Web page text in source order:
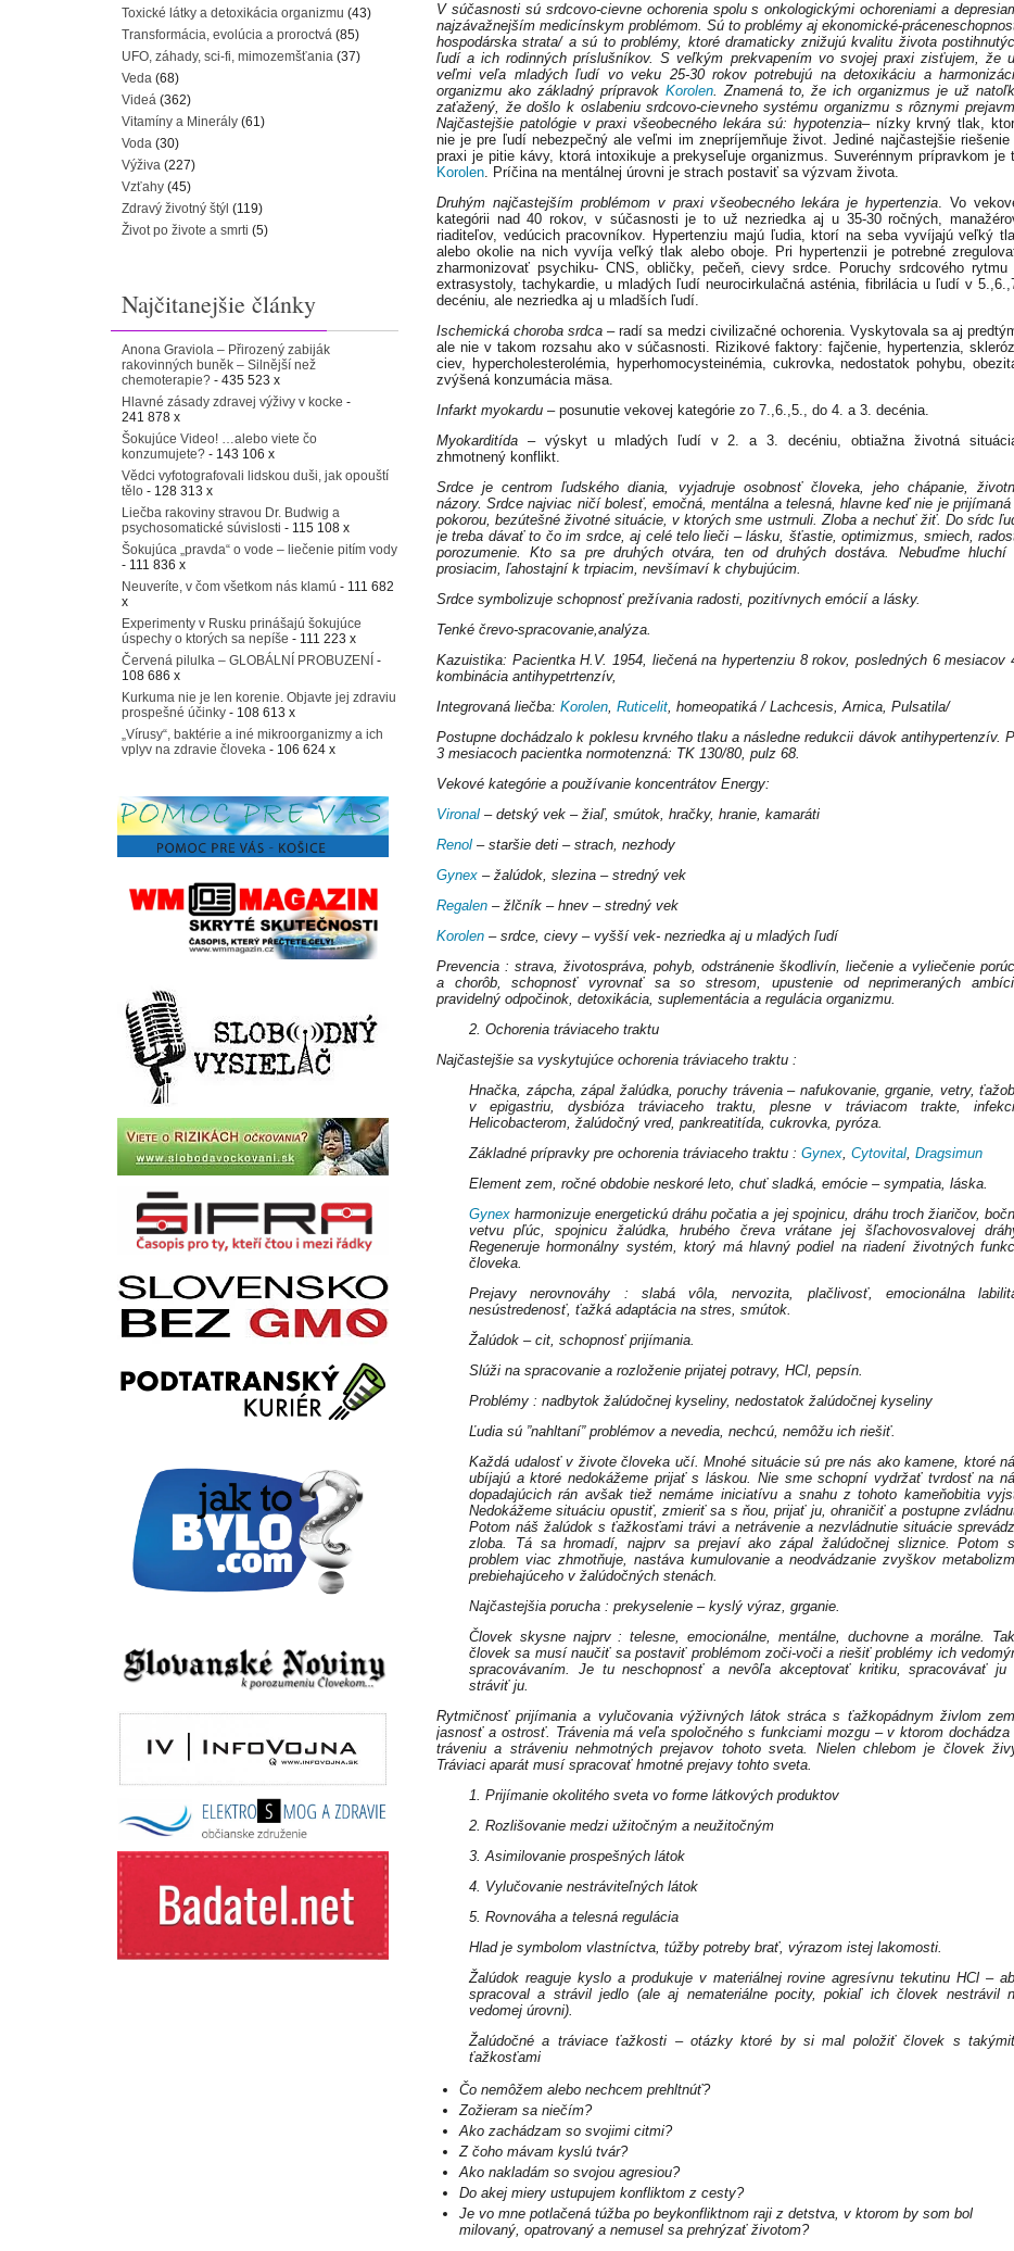
V súčasnosti sú srdcovo-cievne ochorenia spolu s onkologickými ochoreniami a
najzávažnejším medicínskym problémom. Sú to problémy aj ekonomické-
hospodárska strata/ a sú to problémy, ktoré dramaticky znižujú kvalitu života
ľudí a ich rodinných príslušníkov. S veľkým prekvapením vo svojej praxi zisťujem, že
veľmi veľa mladých ľudí vo veku 25-30 rokov potrebujú na detoxikáciu a
organizmu ako základný prípravok Korolen. Znamená to, že ich organizmus je už
zaťažený, že došlo k oslabeniu srdcovo-cievneho systému organizmu s rôznymi
Najčastejšie patológie v praxi všeobecného lekára sú: hypotenzia– nízky krvný tlak,
nie je pre ľudí nebezpečný ale veľmi im znepríjemňuje život. Jediné najčastejšie riešenie
praxi je pitie kávy, ktorá intoxikuje a prekyseľuje organizmus. Suverénnym prípravkom je
Korolen. Príčina na mentálnej úrovni je strach postaviť sa výzvam života.
Druhým najčastejším problémom v praxi všeobecného lekára jehypertenzia. Vo
kategórii nad 40 rokov, v súčasnosti je to už nezriedka aj u 35-30 ročných,
riaditeľov, vedúcich pracovníkov. Hypertenziu majú ľudia, ktorí na seba vyvíjajú veľký
alebo okolie na nich vyvíja veľký tlak alebo oboje. Pri hypertenzii je potrebné
zharmonizovať psychiku- CNS, obličky, pečeň, cievy srdce. Poruchy srdcového rytmu
extrasystoly, tachykardie, u mladých ľudí neurocirkulačná asténia, fibrilácia u ľudí v
decéniu, ale nezriedka aj u mladších ľudí.
Ischemická choroba srdca – radí sa medzi civilizačné ochorenia. Vyskytovala sa aj
ale nie v takom rozsahu ako v súčasnosti. Rizikové faktory: fajčenie, hypertenzia,
ciev, hypercholesterolémia, hyperhomocysteinémia, cukrovka, nedostatok pohybu,
zvýšená konzumácia mäsa.
Infarkt myokardu – posunutie vekovej kategórie zo 7.,6.,5., do 4. a 3. decénia.
Myokarditída – výskyt u mladých ľudí v 2. a 3. decéniu, obtiažna životná
zhmotnený konflikt.
Srdce je centrom ľudského diania, vyjadruje osobnosť človeka, jeho chápanie,
názory. Srdce najviac ničí bolesť, emočná, mentálna a telesná, hlavne keď nie je prijímaná
pokorou, bezútešné životné situácie, v ktorých sme ustrnuli. Zloba a nechuť žiť. Do sŕdc
je treba dávať to čo im srdce, aj celé telo lieči – lásku, šťastie, optimizmus, smiech,
porozumenie. Kto sa pre druhých otvára, ten od druhých dostáva. Nebuďme hluchí
prosiacim, ľahostajní k trpiacim, nevšímaví k chybujúcim.
Srdce symbolizuje schopnosť prežívania radosti, pozitívnych emócií a lásky.
Tenké črevo-spracovanie,analýza.
Kazuistika: Pacientka H.V. 1954, liečená na hypertenziu 8 rokov, posledných 6 mesiacov
kombinácia antihypetrtenzív,
Integrovaná liečba: Korolen, Ruticelit, homeopatiká / Lachcesis, Arnica, Pulsatila/
Postupne dochádzalo k poklesu krvného tlaku a následne redukcii dávok antihypertenzív.
3 mesiacoch pacientka normotenzná: TK 130/80, pulz 68.
Vekové kategórie a používanie koncentrátov Energy:
Vironal – detský vek – žiaľ, smútok, hračky, hranie, kamaráti
Renol – staršie deti – strach, nezhody
Gynex – žalúdok, slezina – stredný vek
Regalen – žlčník – hnev – stredný vek
Korolen – srdce, cievy – vyšší vek- nezriedka aj u mladých ľudí
Prevencia : strava, životospráva, pohyb, odstránenie škodlivín, liečenie a vyliečenie
a chorôb, schopnosť vyrovnať sa so stresom, upustenie od neprimeraných
pravidelný odpočinok, detoxikácia, suplementácia a regulácia organizmu.
2. Ochorenia tráviaceho traktu
Najčastejšie sa vyskytujúce ochorenia tráviaceho traktu :
Hnačka, zápcha, zápal žalúdka, poruchy trávenia – nafukovanie, grganie, vetry,
v epigastriu, dysbióza tráviaceho traktu, plesne v tráviacom trakte,
Helicobacterom, žalúdočný vred, pankreatitída, cukrovka, pyróza.
Základné prípravky pre ochorenia tráviaceho traktu : Gynex, Cytovital, Dragsimun
Element zem, ročné obdobie neskoré leto, chuť sladká, emócie – sympatia, láska.
Gynex harmonizuje energetickú dráhu počatia a jej spojnicu, dráhu troch žiaričov,
vetvu pľúc, spojnicu žalúdka, hrubého čreva vrátane jej šľachovosvalovej
Regeneruje hormonálny systém, ktorý má hlavný podiel na riadení životných
človeka.
Prejavy nerovnováhy : slabá vôla, nervozita, plačlivosť, emocionálna
nesústredenosť, ťažká adaptácia na stres, smútok.
Žalúdok – cit, schopnosť prijímania.
Slúži na spracovanie a rozloženie prijatej potravy, HCl, pepsín.
Problémy : nadbytok žalúdočnej kyseliny, nedostatok žalúdočnej kyseliny
Ľudia sú ”nahltaní” problémov a nevedia, nechcú, nemôžu ich riešiť.
Každá udalosť v živote človeka učí. Mnohé situácie sú pre nás ako kamene, ktoré
ubíjajú a ktoré nedokážeme prijať s láskou. Nie sme schopní vydržať tvrdosť na
dopadajúcich rán avšak tiež nemáme iniciatívu a snahu z tohoto kameňobitia
Nedokážeme situáciu opustiť, zmieriť sa s ňou, prijať ju, ohraničiť a postupne
Potom náš žalúdok s ťažkosťami trávi a netrávenie a nezvládnutie situácie
zloba. Tá sa hromadí, najprv sa prejaví ako zápal žalúdočnej sliznice. Potom
problem viac zhmotňuje, nastáva kumulovanie a neodvádzanie zvyškov
prebiehajúceho v žalúdočných stenách.
Najčastejšia porucha : prekyselenie – kyslý výraz, grganie.
Človek skysne najprv : telesne, emocionálne, mentálne, duchovne a morálne.
človek sa musí naučiť sa postaviť problémom zoči-voči a riešiť problémy ich
spracovávaním. Je tu neschopnosť a nevôľa akceptovať kritiku, spracovávať ju
stráviť ju.
Rytmičnosť prijímania a vylučovania výživných látok stráca s ťažkopádnym živlom
jasnosť a ostrosť. Trávenia má veľa spoločného s funkciami mozgu – v ktorom dochádza
tráveniu a stráveniu nehmotných prejavov tohoto sveta. Nielen chlebom je človek
Tráviaci aparát musí spracovať hmotné prejavy tohto sveta.
1. Prijímanie okolitého sveta vo forme látkových produktov
2. Rozlišovanie medzi užitočným a neužitočným
3. Asimilovanie prospešných látok
4. Vylučovanie nestráviteľných látok
5. Rovnováha a telesná regulácia
Hlad je symbolom vlastníctva, túžby potreby brať, výrazom istej lakomosti.
Žalúdok reaguje kyslo a produkuje v materiálnej rovine agresívnu tekutinu HCl –
spracoval a strávil jedlo (ale aj nemateriálne pocity, pokiaľ ich človek nestrávil
vedomej úrovni).
Žalúdočné a tráviace ťažkosti – otázky ktoré by si mal položiť človek s
ťažkosťami
Čo nemôžem alebo nechcem prehltnúť?
Zožieram sa niečím?
Ako zachádzam so svojimi citmi?
Z čoho mávam kyslú tvár?
Ako nakladám so svojou agresiou?
Do akej miery ustupujem konfliktom z cesty?
Je vo mne potlačená túžba po beykonfliktnom raji z detstva, v ktorom by som bol
milovaný, opatrovaný a nemusel sa prehrýzať životom?
Toxické látky a detoxikácia organizmu (43)
Transformácia, evolúcia a proroctvá (85)
UFO, záhady, sci-fi, mimozemšťania (37)
Veda (68)
Videá (362)
Vitamíny a Minerály (61)
Voda (30)
Výživa (227)
Vzťahy (45)
Zdravý životný štýl (119)
Život po živote a smrti (5)
Najčitanejšie články
Anona Graviola – Přirozený zabiják
rakovinných buněk – Silnější než
chemoterapie? - 435 523 x
Hlavné zásady zdravej výživy v kocke -
241 878 x
Šokujúce Video! …alebo viete čo
konzumujete? - 143 106 x
Vědci vyfotografovali lidskou duši, jak opouští
tělo - 128 313 x
Liečba rakoviny stravou Dr. Budwig a
psychosomatické súvislosti - 115 108 x
Šokujúca „pravda“ o vode – liečenie pitím vody
- 111 836 x
Neuveríte, v čom všetkom nás klamú - 111 682
x
Experimenty v Rusku prinášajú šokujúce
úspechy o ktorých sa nepíše - 111 223 x
Červená pilulka – GLOBÁLNÍ PROBUZENÍ -
108 686 x
Kurkuma nie je len korenie. Objavte jej zdraviu
prospešné účinky - 108 613 x
„Vírusy“, baktérie a iné mikroorganizmy a ich
vplyv na zdravie človeka - 106 624 x